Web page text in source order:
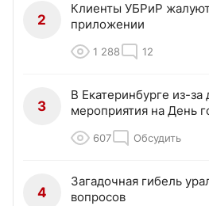
2
Клиенты УБРиР
приложении
1 288 12
3
В Екатеринбурге из-
мероприятия на День
607 Обсудить
4
Загадочная гибель
вопросов